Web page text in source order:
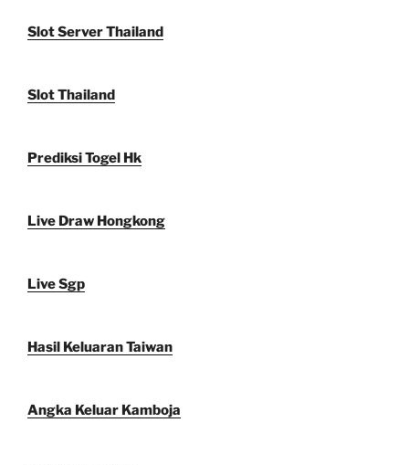
Slot Server Thailand
Slot Thailand
Prediksi Togel Hk
Live Draw Hongkong
Live Sgp
Hasil Keluaran Taiwan
Angka Keluar Kamboja